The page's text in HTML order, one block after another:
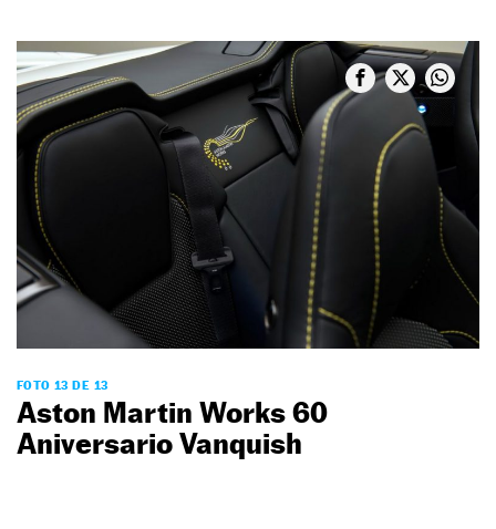
FOTO 13 DE 13
Aston Martin Works 60
Aniversario Vanquish